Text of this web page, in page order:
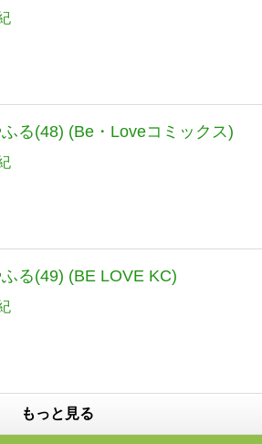
る(48) (Be・Loveコミックス)
る(49) (BE LOVE KC)
もっと見る